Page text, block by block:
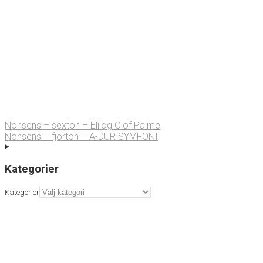
Nonsens – sexton – Elilog Olof Palme
Nonsens – fjorton – A-DUR SYMFONI
Kategorier
Kategorier